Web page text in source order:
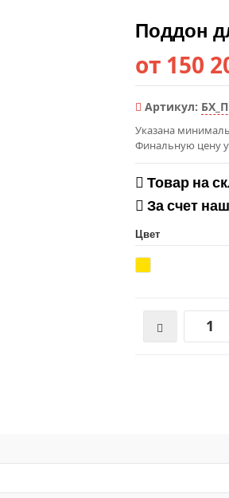
Поддон
от 150
Артикул:
Указана
Финальную цену
Товар на
За счет
Цвет